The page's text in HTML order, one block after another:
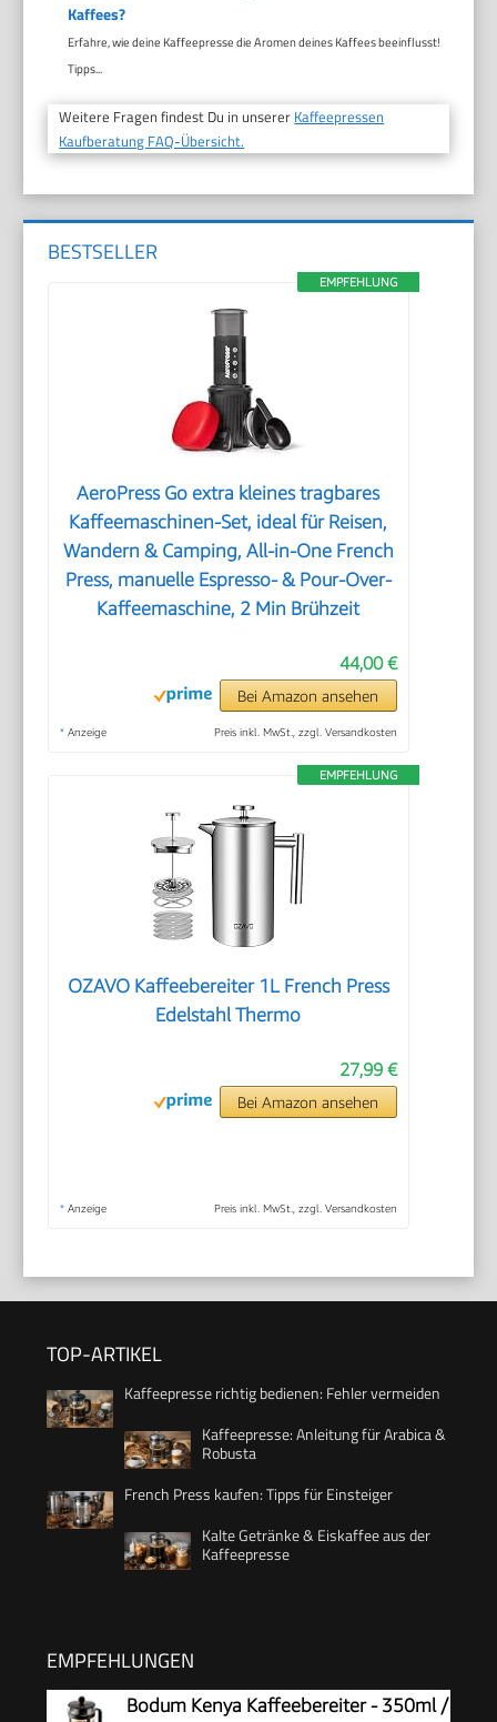
Kaffees?
Erfahre, wie deine Kaffeepresse die Aromen deines Kaffees beeinflusst!
Tipps...
Weitere Fragen findest Du in unserer Kaffeepressen
Kaufberatung FAQ-Übersicht.
BESTSELLER
EMPFEHLUNG
AeroPress Go extra kleines tragbares
Kaffeemaschinen-Set, ideal für Reisen,
Wandern & Camping, All-in-One French
Press, manuelle Espresso- & Pour-Over-
Kaffeemaschine, 2 Min Brühzeit
44,00 €
Bei Amazon ansehen
* Anzeige Preis inkl. MwSt., zzgl. Versandkosten
EMPFEHLUNG
OZAVO Kaffeebereiter 1L French Press
Edelstahl Thermo
27,99 €
Bei Amazon ansehen
* Anzeige Preis inkl. MwSt., zzgl. Versandkosten
TOP-ARTIKEL
Kaffeepresse richtig bedienen: Fehler vermeiden
Kaffeepresse: Anleitung für Arabica &
Robusta
French Press kaufen: Tipps für Einsteiger
Kalte Getränke & Eiskaffee aus der
Kaffeepresse
EMPFEHLUNGEN
Bodum Kenya Kaffeebereiter - 350ml /